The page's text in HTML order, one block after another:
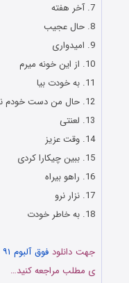
7. آخر هفته
8. حال عجیب
9. امیدواری
10. از این خونه میرم
11. به خودت بیا
12. حال من دست خودم نیست
13. لعنتی
14. وقت عزیز
15. ببین چیکارا کردی
16. راهو بیراه
17. نزار نرو
18. به خاطر خودت
جهت دانلودفوق آلبوم ۹۱
ی مطلب مراجعه کنید…